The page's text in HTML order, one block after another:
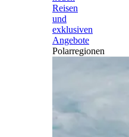
Reisen
und
exklusiven
Angebote
Polarregionen